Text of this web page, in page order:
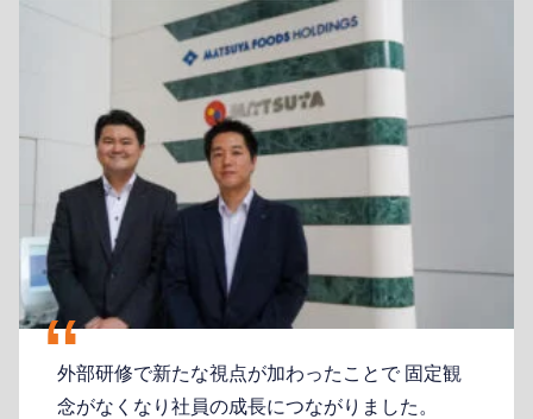
“
外部研修で新たな視点が加わったことで 固定観
念がなくなり社員の成長につながりました。